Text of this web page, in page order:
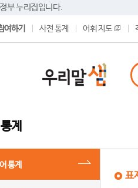
부 누리집입니다.
여하기 사전 통계 어휘 지도
계
통계
표